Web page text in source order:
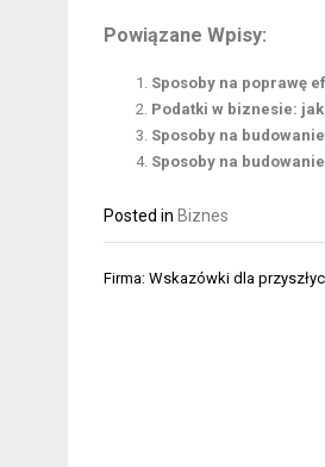
Powiązane Wpisy:
Sposoby na poprawę
Podatki w biznesie:
Sposoby na
Sposoby na
Posted in Biznes
Nawigacja
Firma: Wskazówki dla